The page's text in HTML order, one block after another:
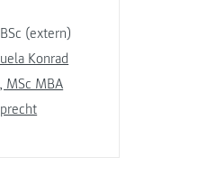
(extern)
Konrad
MSc MBA